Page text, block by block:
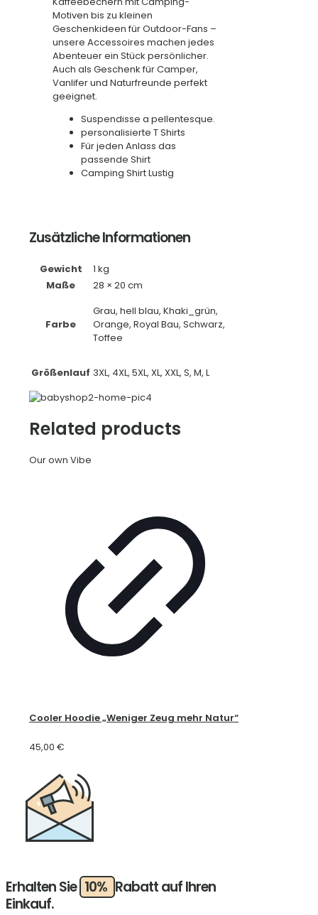
Motiven bis zu kleinen
Geschenkideen für Outdoor-Fans –
unsere Accessoires machen jedes
Abenteuer ein Stück persönlicher.
Auch als Geschenk für Camper,
Vanlifer und Naturfreunde perfekt
geeignet.
Suspendisse a pellentesque.
personalisierte T Shirts
Für jeden Anlass das
passende Shirt
Camping Shirt Lustig
Zusätzliche Informationen
Gewicht
1 kg
Maße
28 × 20 cm
Farbe
Grau, hell blau, Khaki_grün,
Orange, Royal Bau, Schwarz,
Toffee
Größenlauf 3XL, 4XL, 5XL, XL, XXL, S, M, L
Related products
Our own Vibe
Cooler Hoodie „Weniger Zeug mehr Natur“
45,00 €
Erhalten Sie 10% Rabatt auf Ihren
Einkauf.